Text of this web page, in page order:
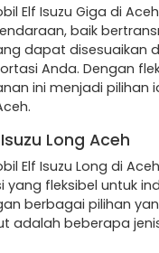
Elf Isuzu Giga di
baik
dapat disesuaikan
Anda. Dengan
ini menjadi pilihan
Long Aceh
Elf Isuzu Long di
yang fleksibel untuk
berbagai pilihan
adalah beberapa